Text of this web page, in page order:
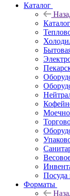
Каталог
Каталог
Посуда
Форматы